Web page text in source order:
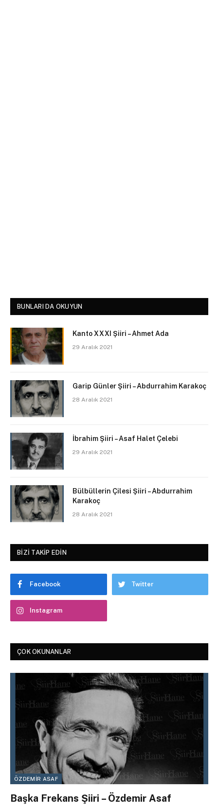
BUNLARI DA OKUYUN
Kanto XXXI Şiiri – Ahmet Ada
29 Aralık 2021
Garip Günler Şiiri – Abdurrahim Karakoç
28 Aralık 2021
İbrahim Şiiri – Asaf Halet Çelebi
29 Aralık 2021
Bülbüllerin Çilesi Şiiri – Abdurrahim
Karakoç
28 Aralık 2021
BIZI TAKIP EDIN
Facebook Twitter
Instagram
ÇOK OKUNANLAR
ÖZDEMIR ASAF
Başka Frekans Şiiri – Özdemir Asaf